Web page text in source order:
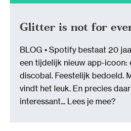
Glitter is not for
BLOG • Spotify bestaat 20
een tijdelijk nieuw app-icoon:
discobal. Feestelijk bedoeld.
vindt het leuk. En precies
interessant... Lees je mee?